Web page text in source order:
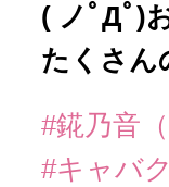
( ノﾟДﾟ)
たくさん
#錵乃音
#キャバ